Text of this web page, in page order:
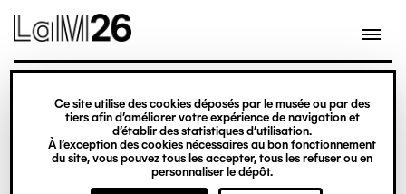
Gestion des cookies
Ce site utilise des cookies déposés par le musée ou par des
tiers afin d’améliorer votre expérience de navigation et
d’établir des statistiques d’utilisation.
À l’exception des cookies nécessaires au bon fonctionnement
du site, vous pouvez tous les accepter, tous les refuser ou en
personnaliser le dépôt.
contenu
© Crédit photo : DUBART Cécile